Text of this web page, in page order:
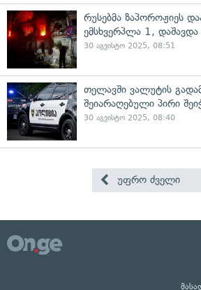
რუსებმა ზაპოროჟიეს
ემსხვერპლა 1,
30 აგვისტო 2025, 08:51
თელავში ვალუტის
შეიარაღებული პირი
30 აგვისტო 2025, 08:40
უფრო ძველი